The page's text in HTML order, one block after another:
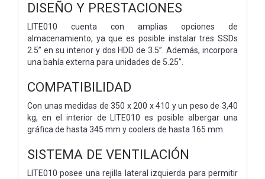
DISEÑO Y PRESTACIONES
LITE010 cuenta con amplias opciones de
almacenamiento, ya que es posible instalar tres SSDs
2.5” en su interior y dos HDD de 3.5”. Además, incorpora
una bahía externa para unidades de 5.25”.
COMPATIBILIDAD
Con unas medidas de 350 x 200 x 410 y un peso de 3,40
kg, en el interior de LITE010 es posible albergar una
gráfica de hasta 345 mm y coolers de hasta 165 mm.
SISTEMA DE VENTILACIÓN
LITE010 posee una rejilla lateral izquierda para permitir